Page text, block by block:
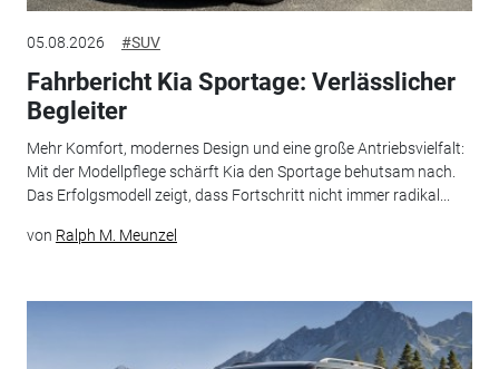
05.08.2026 #SUV
Fahrbericht Kia Sportage: Verlässlicher
Begleiter
Mehr Komfort, modernes Design und eine große Antriebsvielfalt:
Mit der Modellpflege schärft Kia den Sportage behutsam nach.
Das Erfolgsmodell zeigt, dass Fortschritt nicht immer radikal...
von Ralph M. Meunzel